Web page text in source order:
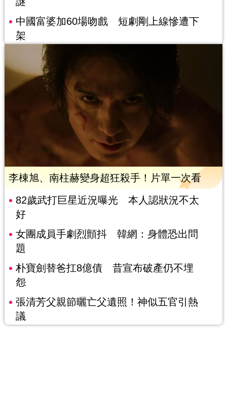
中國富婆加60場吻戲 短劇剛上線慘遭下
架
李棟旭、南柱赫變身超狂殺手！片單一次看
82歲武打巨星近況曝光 本人認狀況不太
好
女團成員手劇烈顫抖 韓網：身體恐出問
題
朴寶劍替爸扛8億債 昔宣布破產仍不埋
怨
張清芳父親節曬亡父遺照！神似五官引熱
議